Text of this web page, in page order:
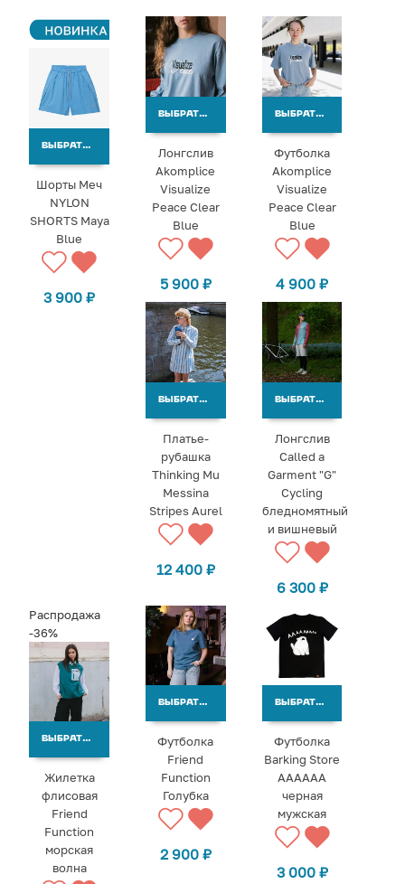
ВЫБРАТЬ ВАРИАНТЫ
Шорты Меч
NYLON
SHORTS Maya
Blue
3 900₽
ВЫБРАТЬ ВАРИАНТЫ
Лонгслив
Akomplice
Visualize
Peace Clear
Blue
5 900 ₽
ВЫБРАТЬ ВАРИАНТЫ
Футболка
Akomplice
Visualize
Peace Clear
Blue
4 900₽
ВЫБРАТЬ ВАРИАНТЫ
Платье-
рубашка
Thinking Mu
Messina
Stripes Aurel
12 400 ₽
ВЫБРАТЬ ВАРИАНТЫ
Лонгслив
Called a
Garment "G"
Cycling
бледномятный
и вишневый
6 300 ₽
Распродажа
-36%
ВЫБРАТЬ ВАРИАНТЫ
Жилетка
флисовая
Friend
Function
морская
волна
ВЫБРАТЬ ВАРИАНТЫ
Футболка
Friend
Function
Голубка
2 900 ₽
ВЫБРАТЬ ВАРИАНТЫ
Футболка
Barking Store
АААААА
черная
мужская
3 000 ₽